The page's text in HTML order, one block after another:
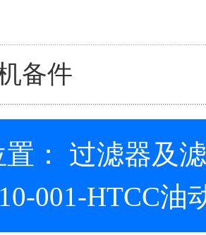
备件
： 过滤器及
001-HTCC油